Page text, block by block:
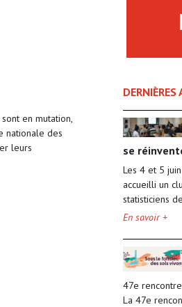
en mutation,
nationale des
leurs
se
Les 4 et 5
accueilli un
statisticiens
En savoir +
47e
La 47e